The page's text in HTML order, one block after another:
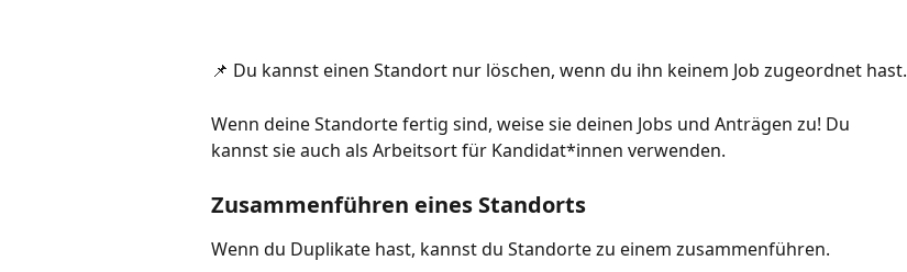
📌 Du kannst einen Standort nur löschen, wenn du ihn keinem Job zugeordnet hast.
Wenn deine Standorte fertig sind, weise sie deinen Jobs und Anträgen zu! Du
kannst sie auch als Arbeitsort für Kandidat*innen verwenden.
Zusammenführen eines Standorts
Wenn du Duplikate hast, kannst du Standorte zu einem zusammenführen.